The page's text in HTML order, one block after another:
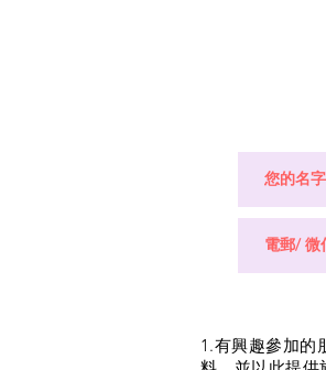
1.有興趣參加的